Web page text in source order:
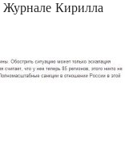
Журнале Кирилла